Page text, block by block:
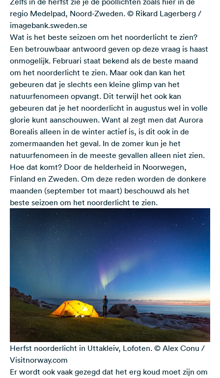
regio Medelpad, Noord-Zweden. © Rikard Lagerberg /
imagebank.sweden.se
Wat is het beste seizoen om het noorderlicht te zien?
Een betrouwbaar antwoord geven op deze vraag is haast
onmogelijk. Februari staat bekend als de beste maand
om het noorderlicht te zien. Maar ook dan kan het
gebeuren dat je slechts een kleine glimp van het
natuurfenomeen opvangt. Dit terwijl het ook kan
gebeuren dat je het noorderlicht in augustus wel in volle
glorie kunt aanschouwen. Want al zegt men dat Aurora
Borealis alleen in de winter actief is, is dit ook in de
zomermaanden het geval. In de zomer kun je het
natuurfenomeen in de meeste gevallen alleen niet zien.
Hoe dat komt? Door de helderheid in Noorwegen,
Finland en Zweden. Om deze reden worden de donkere
maanden (september tot maart) beschouwd als het
beste seizoen om het noorderlicht te zien.
Herfst noorderlicht in Uttakleiv, Lofoten. © Alex Conu /
Visitnorway.com
Er wordt ook vaak gezegd dat het erg koud moet zijn om